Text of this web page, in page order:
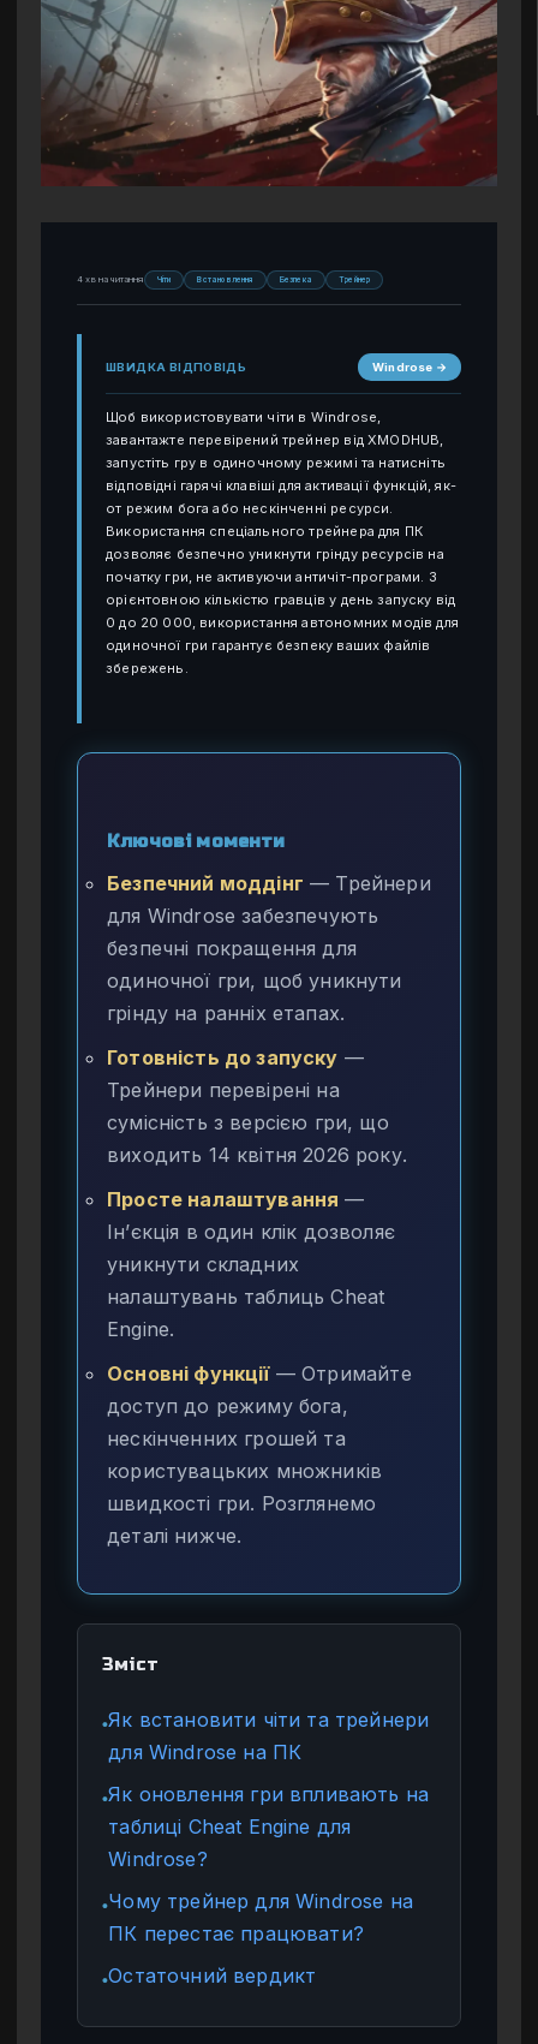
4 хв на читання Чіти Встановлення Безпека Трейнер
ШВИДКА ВІДПОВІДЬ Windrose →
Щоб використовувати чіти в Windrose,
завантажте перевірений трейнер від XMODHUB,
запустіть гру в одиночному режимі та натисніть
відповідні гарячі клавіші для активації функцій, як-
от режим бога або нескінченні ресурси.
Використання спеціального трейнера для ПК
дозволяє безпечно уникнути грінду ресурсів на
початку гри, не активуючи античіт-програми. З
орієнтовною кількістю гравців у день запуску від
0 до 20 000, використання автономних модів для
одиночної гри гарантує безпеку ваших файлів
збережень.
Ключові моменти
Безпечний моддінг — Трейнери
для Windrose забезпечують
безпечні покращення для
одиночної гри, щоб уникнути
грінду на ранніх етапах.
Готовність до запуску —
Трейнери перевірені на
сумісність з версією гри, що
виходить 14 квітня 2026 року.
Просте налаштування —
Ін’єкція в один клік дозволяє
уникнути складних
налаштувань таблиць Cheat
Engine.
Основні функції— Отримайте
доступ до режиму бога,
нескінченних грошей та
користувацьких множників
швидкості гри. Розглянемо
деталі нижче.
Зміст
●Як встановити чіти та трейнери
для Windrose на ПК
●Як оновлення гри впливають на
таблиці Cheat Engine для
Windrose?
●Чому трейнер для Windrose на
ПК перестає працювати?
●Остаточний вердикт